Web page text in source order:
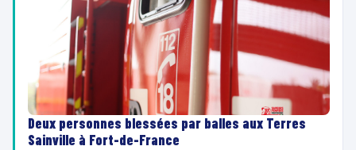
Deux personnes blessées par balles aux Terres
Sainville à Fort-de-France